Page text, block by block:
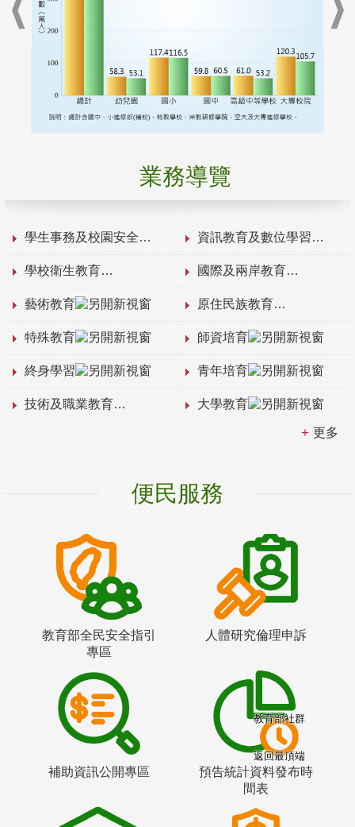
業務導覽
學生事務及校園安全 資訊教育及數位學習
學校衛生教育 國際及兩岸教育
藝術教育 原住民族教育
特殊教育 師資培育
終身學習 青年培育
技術及職業教育 大學教育
更多
便民服務
教育部全民安全指引
專區
人體研究倫理申訴
補助資訊公開專區
預告統計資料發布時
間表
教育部社群
返回最頂端